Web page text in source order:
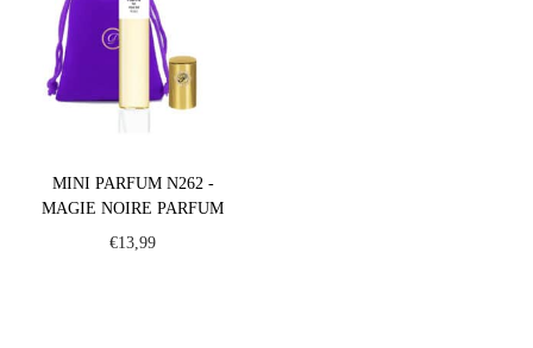
MINI PARFUM N262 -
MAGIE NOIRE PARFUM
€13,99